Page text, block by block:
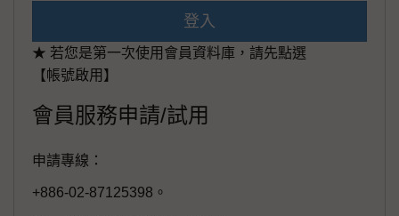
登入
★ 若您是第一次使用會員資料庫，請先點選
【帳號啟用】
會員服務申請/試用
申請專線：
+886-02-87125398。